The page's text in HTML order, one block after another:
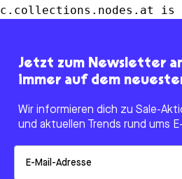
c.collections.nodes.at is
Jetzt zum Newsletter
immer auf dem
Wir informieren dich zu Sale-
und aktuellen Trends rund ums